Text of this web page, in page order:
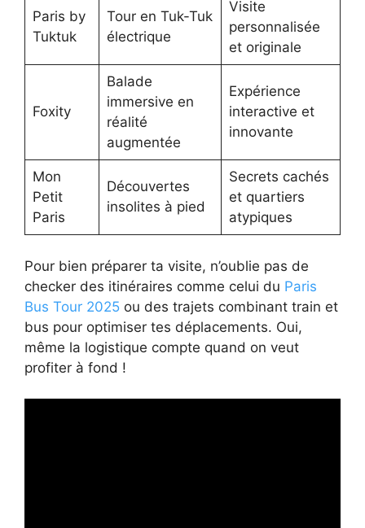
Paris by
Tuktuk
Tour en Tuk-Tuk
électrique
Visite
personnalisée
et originale
Foxity
Balade
immersive en
réalité
augmentée
Expérience
interactive et
innovante
Mon
Petit
Paris
Découvertes
insolites à pied
Secrets cachés
et quartiers
atypiques
Pour bien préparer ta visite, n’oublie pas de
checker des itinéraires comme celui du Paris
Bus Tour 2025 ou des trajets combinant train et
bus pour optimiser tes déplacements. Oui,
même la logistique compte quand on veut
profiter à fond !